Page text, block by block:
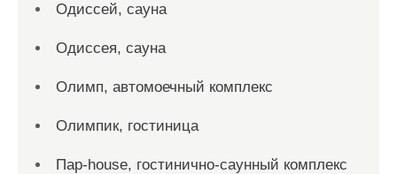
Одиссей, сауна
Одиссея, сауна
Олимп, автомоечный комплекс
Олимпик, гостиница
Пар-house, гостинично-саунный комплекс